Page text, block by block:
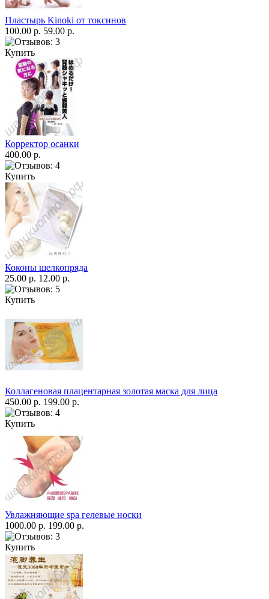
Пластырь Kinoki от токсинов
100.00 р. 59.00 р.
Купить
Корректор осанки
400.00 р.
Купить
Коконы шелкопряда
25.00 р. 12.00 р.
Купить
Коллагеновая плацентарная золотая маска для лица
450.00 р. 199.00 р.
Купить
Увлажняющие spa гелевые носки
1000.00 р. 199.00 р.
Купить